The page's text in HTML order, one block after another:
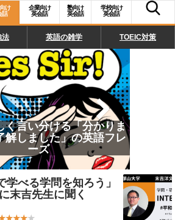
け
話
企業向け
英会話
塾向け
英会話
学校向け
英会話
法 英語の雑学 TOEIC対策
く言い分ける「分かりま
解しました」の英語フレ
ーズ
べる学問を知ろう」
末吉先生に聞く
★